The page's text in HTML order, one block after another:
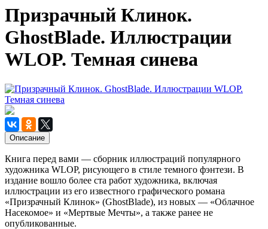
Призрачный Клинок.
GhostBlade. Иллюстрации
WLOP. Темная синева
Описание
Книга перед вами — сборник иллюстраций популярного
художника WLOP, рисующего в стиле темного фэнтези. В
издание вошло более ста работ художника, включая
иллюстрации из его известного графического романа
«Призрачный Клинок» (GhostBlade), из новых — «Облачное
Насекомое» и «Мертвые Мечты», а также ранее не
опубликованные.